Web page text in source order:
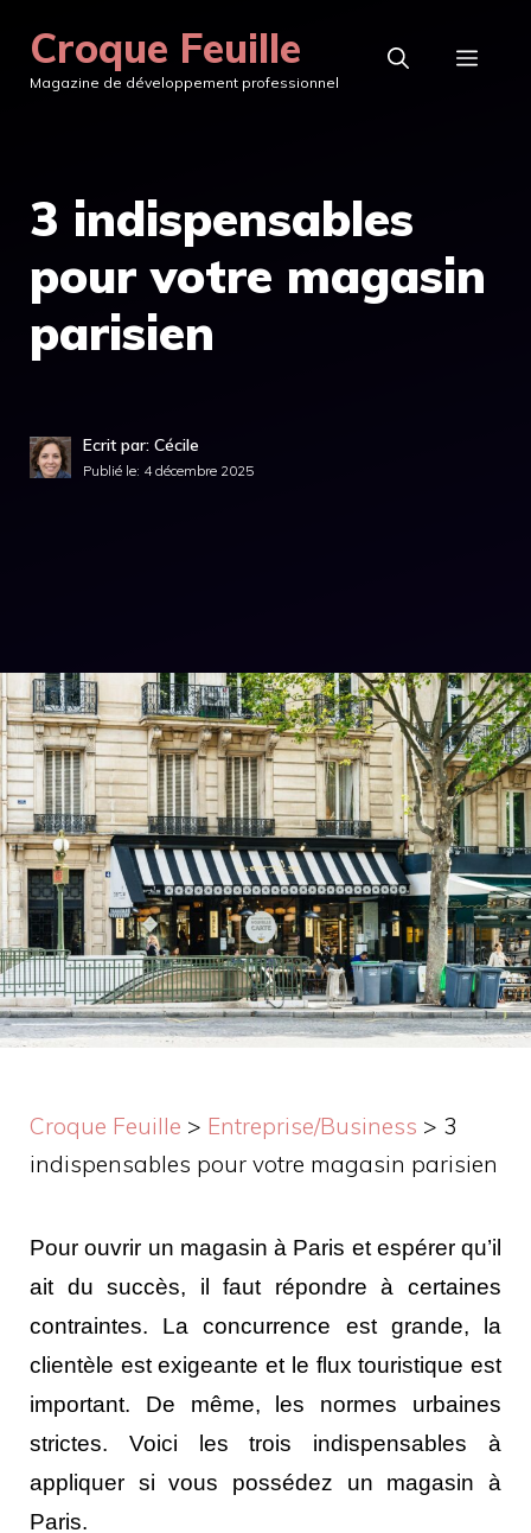
contenu
Croque Feuille
Magazine de développement professionnel
3 indispensables
pour votre magasin
parisien
Ecrit par: Cécile
Publié le: 4 décembre 2025
Croque Feuille > Entreprise/Business > 3
indispensables pour votre magasin parisien
Pour ouvrir un magasin à Paris et espérer qu’il
ait du succès, il faut répondre à certaines
contraintes. La concurrence est grande, la
clientèle est exigeante et le flux touristique est
important. De même, les normes urbaines
strictes. Voici les trois indispensables à
appliquer si vous possédez un magasin à
Paris.